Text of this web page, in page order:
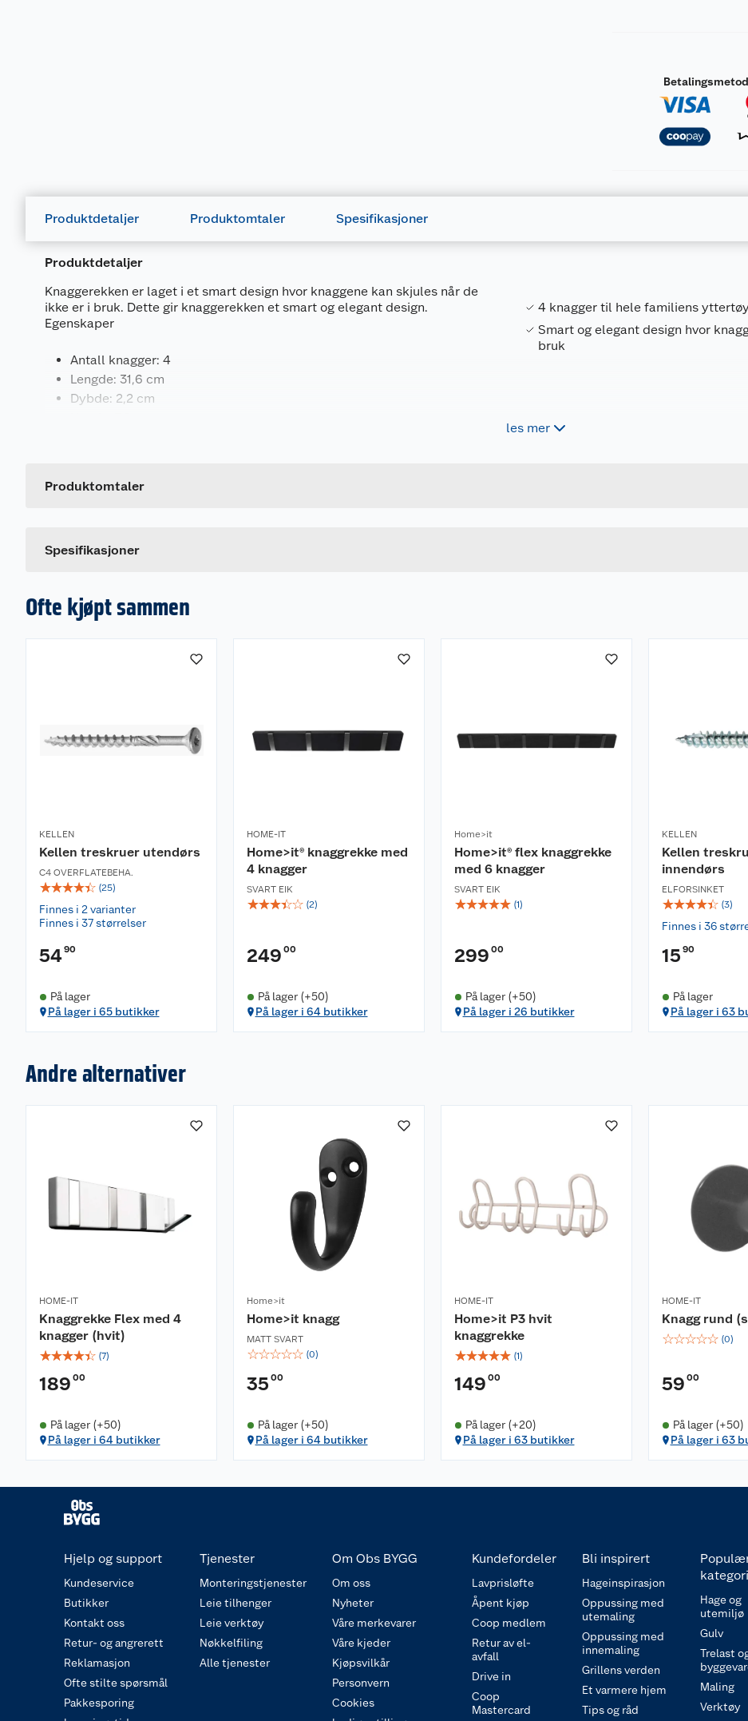
Produktdetaljer Produktomtaler Spesifikasjoner
Produktdetaljer
Knaggerekken er laget i et smart design hvor knaggene kan skjules når de
ikke er i bruk. Dette gir knaggerekken et smart og elegant design.
Egenskaper
Antall knagger: 4
Lengde: 31,6 cm
Dybde: 2,2 cm
4 knagger til hele familiens
Smart og elegant design hvor
bruk
les mer
Produktomtaler
Spesifikasjoner
Leverandørens artikkelnummer
Forpakningsmål
Ofte kjøpt sammen
KELLEN
Kellen treskruer utendørs
C4 OVERFLATEBEHA.
☆☆☆☆☆ (25)
Finnes i 2 varianter
Finnes i 37 størrelser
5490
På lager
På lager i 65 butikker
HOME-IT
Home>it® knaggrekke med
4 knagger
SVART EIK
☆☆☆☆☆ (2)
249 00
På lager (+50)
På lager i 64 butikker
Home>it
Home>it® flex knaggrekke
med 6 knagger
SVART EIK
☆☆☆☆☆ (1)
299 00
På lager (+50)
På lager i 26 butikker
KELLEN
Kellen
innendørs
ELFORSINKET
☆☆☆☆☆ (3)
Finnes i 36
15 90
På lager
På lager i 63
Andre alternativer
HOME-IT
Knaggrekke Flex med 4
knagger (hvit)
☆☆☆☆☆ (7)
189 00
På lager (+50)
På lager i 64 butikker
Home>it
Home>it knagg
MATT SVART
☆☆☆☆☆ (0)
35 00
På lager (+50)
På lager i 64 butikker
HOME-IT
Home>it P3 hvit
knaggrekke
☆☆☆☆☆ (1)
149 00
På lager (+20)
På lager i 63 butikker
HOME-IT
Knagg rund
☆☆☆☆☆ (0)
59 00
På lager (+50)
På lager i 63
Hjelp og support
Kundeservice
Butikker
Kontakt oss
Retur- og angrerett
Reklamasjon
Ofte stilte spørsmål
Pakkesporing
Tjenester
Monteringstjenester
Leie tilhenger
Leie verktøy
Nøkkelfiling
Alle tjenester
Om Obs BYGG
Om oss
Nyheter
Våre merkevarer
Våre kjeder
Kjøpsvilkår
Personvern
Cookies
Kundefordeler
Lavprisløfte
Åpent kjøp
Coop medlem
Retur av el-
avfall
Drive in
Coop
Mastercard
Bli inspirert
Hageinspirasjon
Oppussing med
utemaling
Oppussing med
innemaling
Grillens verden
Et varmere hjem
Tips og råd
Hage og
utemiljø
Gulv
Trelast
Maling
Verktøy